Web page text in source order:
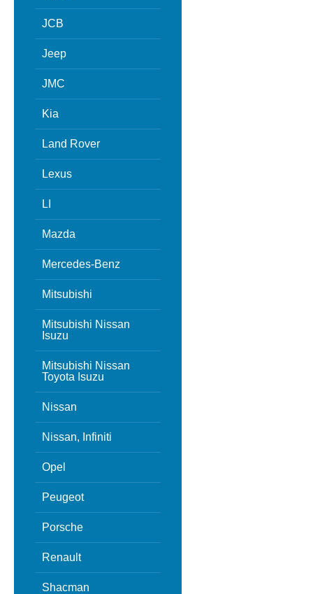
JCB
Jeep
JMC
Kia
Land Rover
Lexus
LI
Mazda
Mercedes-Benz
Mitsubishi
Mitsubishi Nissan
Isuzu
Mitsubishi Nissan
Toyota Isuzu
Nissan
Nissan, Infiniti
Opel
Peugeot
Porsche
Renault
Shacman